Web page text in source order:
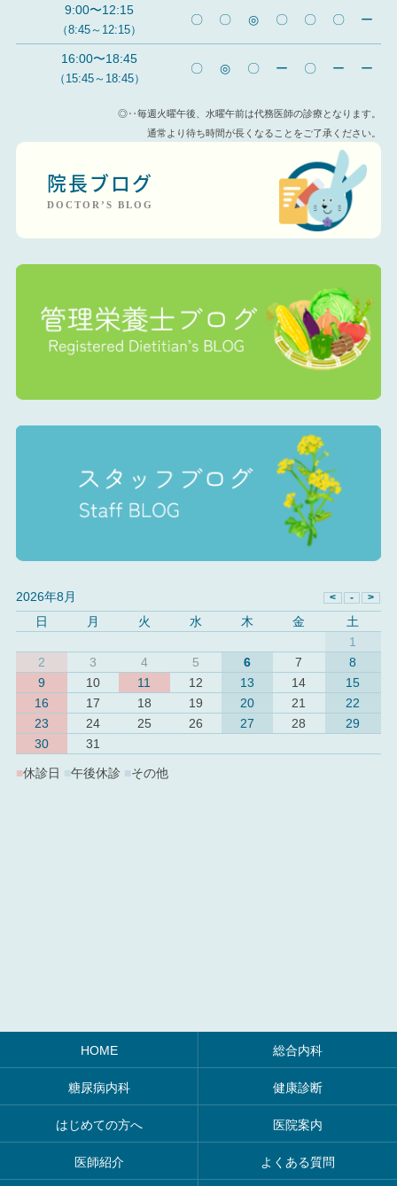
9:00〜12:15
（8:45～12:15）
〇 〇 ◎ 〇 〇 〇 ー
16:00〜18:45
（15:45～18:45）
〇 ◎ 〇 ー 〇 ー ー
◎‥毎週火曜午後、水曜午前は代務医師の診療となります。
通常より待ち時間が長くなることをご了承ください。
院長ブログ
DOCTOR’S BLOG
2026年8月
日
月 火 水 木 金
土
1
2
3 4 5 6 7
8
9
10 11 12 13 14
15
16
17 18 19 20 21
22
23
24 25 26 27 28
29
30
31
■休診日 ■午後休診 その他
HOME 総合内科
糖尿病内科 健康診断
はじめての方へ 医院案内
医師紹介 よくある質問